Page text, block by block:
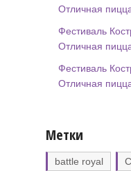
Отличная
Фестиваль
Отличная
Фестиваль
Отличная
Метки
battle royal